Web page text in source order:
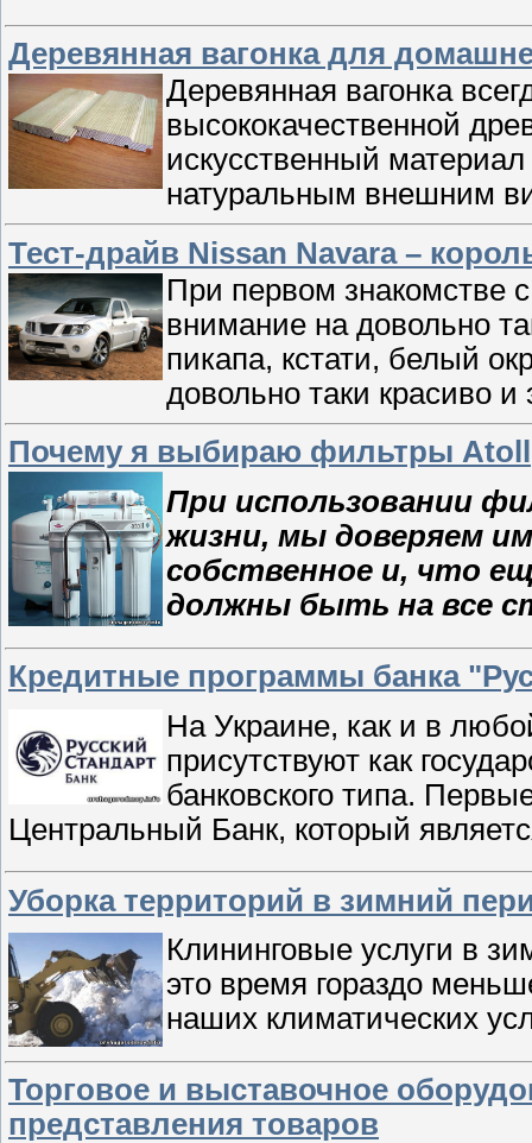
Деревянная вагонка для
Деревянная вагонка
высококачественной
искусственный
натуральным внешним
Тест-драйв Nissan Navara –
При первом знакомстве
внимание на довольно
пикапа, кстати, белый
довольно таки красиво
Почему я выбираю фильтры Atoll
При использовании
жизни, мы доверяем
собственное и, что
должны быть на все
Кредитные программы банка
На Украине, как и в
присутствуют как
банковского типа.
Центральный Банк, который
Уборка территорий в зимний
Клининговые услуги в
это время гораздо
наших климатических
Торговое и выставочное
представления товаров